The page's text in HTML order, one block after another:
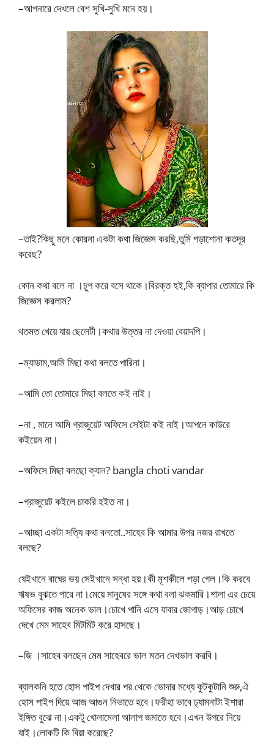
–আপনারে দেখলে বেশ সুখি-সুখি মনে হয়।
–তাই?কিছু মনে কোরনা একটা কথা জিজ্ঞেস করছি,তুমি পড়াশোনা কতদূর
করেছ?
কোন কথা বলে না ।চুপ করে বসে থাকে।বিরক্ত হই,কি ব্যাপার তোমারে কি
জিজ্ঞেস করলাম?
থতমত খেয়ে যায় ছেলেটী।কথার উত্তর না দেওয়া বেয়াদপি।
–ম্যাডাম,আমি মিছা কথা বলতে পারিনা।
–আমি তো তোমারে মিছা বলতে কই নাই।
–না , মানে আমি গ্রাজুয়েট অফিসে সেইটা কই নাই।আপনে কাউরে
কইয়েন না।
–অফিসে মিছা বলছো ক্যান? bangla choti vandar
–গ্রাজুয়েট কইলে চাকরি হইত না।
–আচ্ছা একটা সত্যি কথা বলতো..সাহেব কি আমার উপর নজর রাখতে
বলছে?
যেইখানে বাঘের ভয় সেইখানে সন্ধা হয়।কী মূশকীলে পড়া গেল।কি করবে
ঋষভ বুঝতে পারে না।মেয়ে মানুষের সঙ্গে কথা বলা ঝকমারি।শালা এর চেয়ে
অফিসের কাজ অনেক ভাল।চোখে পানি এসে যাবার জোগাড়।আড় চোখে
দেখে মেম সাহেব মিটমিট করে হাসছে।
–জি ।সাহেব বলছেন মেম সাহেবরে ভাল মতন দেখভাল করবি।
ব্যালকনি হতে হোস পাইপ দেখার পর থেকে ভোদার মধ্যে কুটকুটানি শুরু,ঐ
হোস পাইপ দিয়ে আজ আগুন নিভাতে হবে।ফরীহা ভাবে ঢ্যামনাটা ইশারা
ইঙ্গিত বুঝে না।একটু খোলামেলা আলাপ জমাতে হবে।এখন উপরে নিয়ে
যাই।লোকটি কি বিয়া করেছে?